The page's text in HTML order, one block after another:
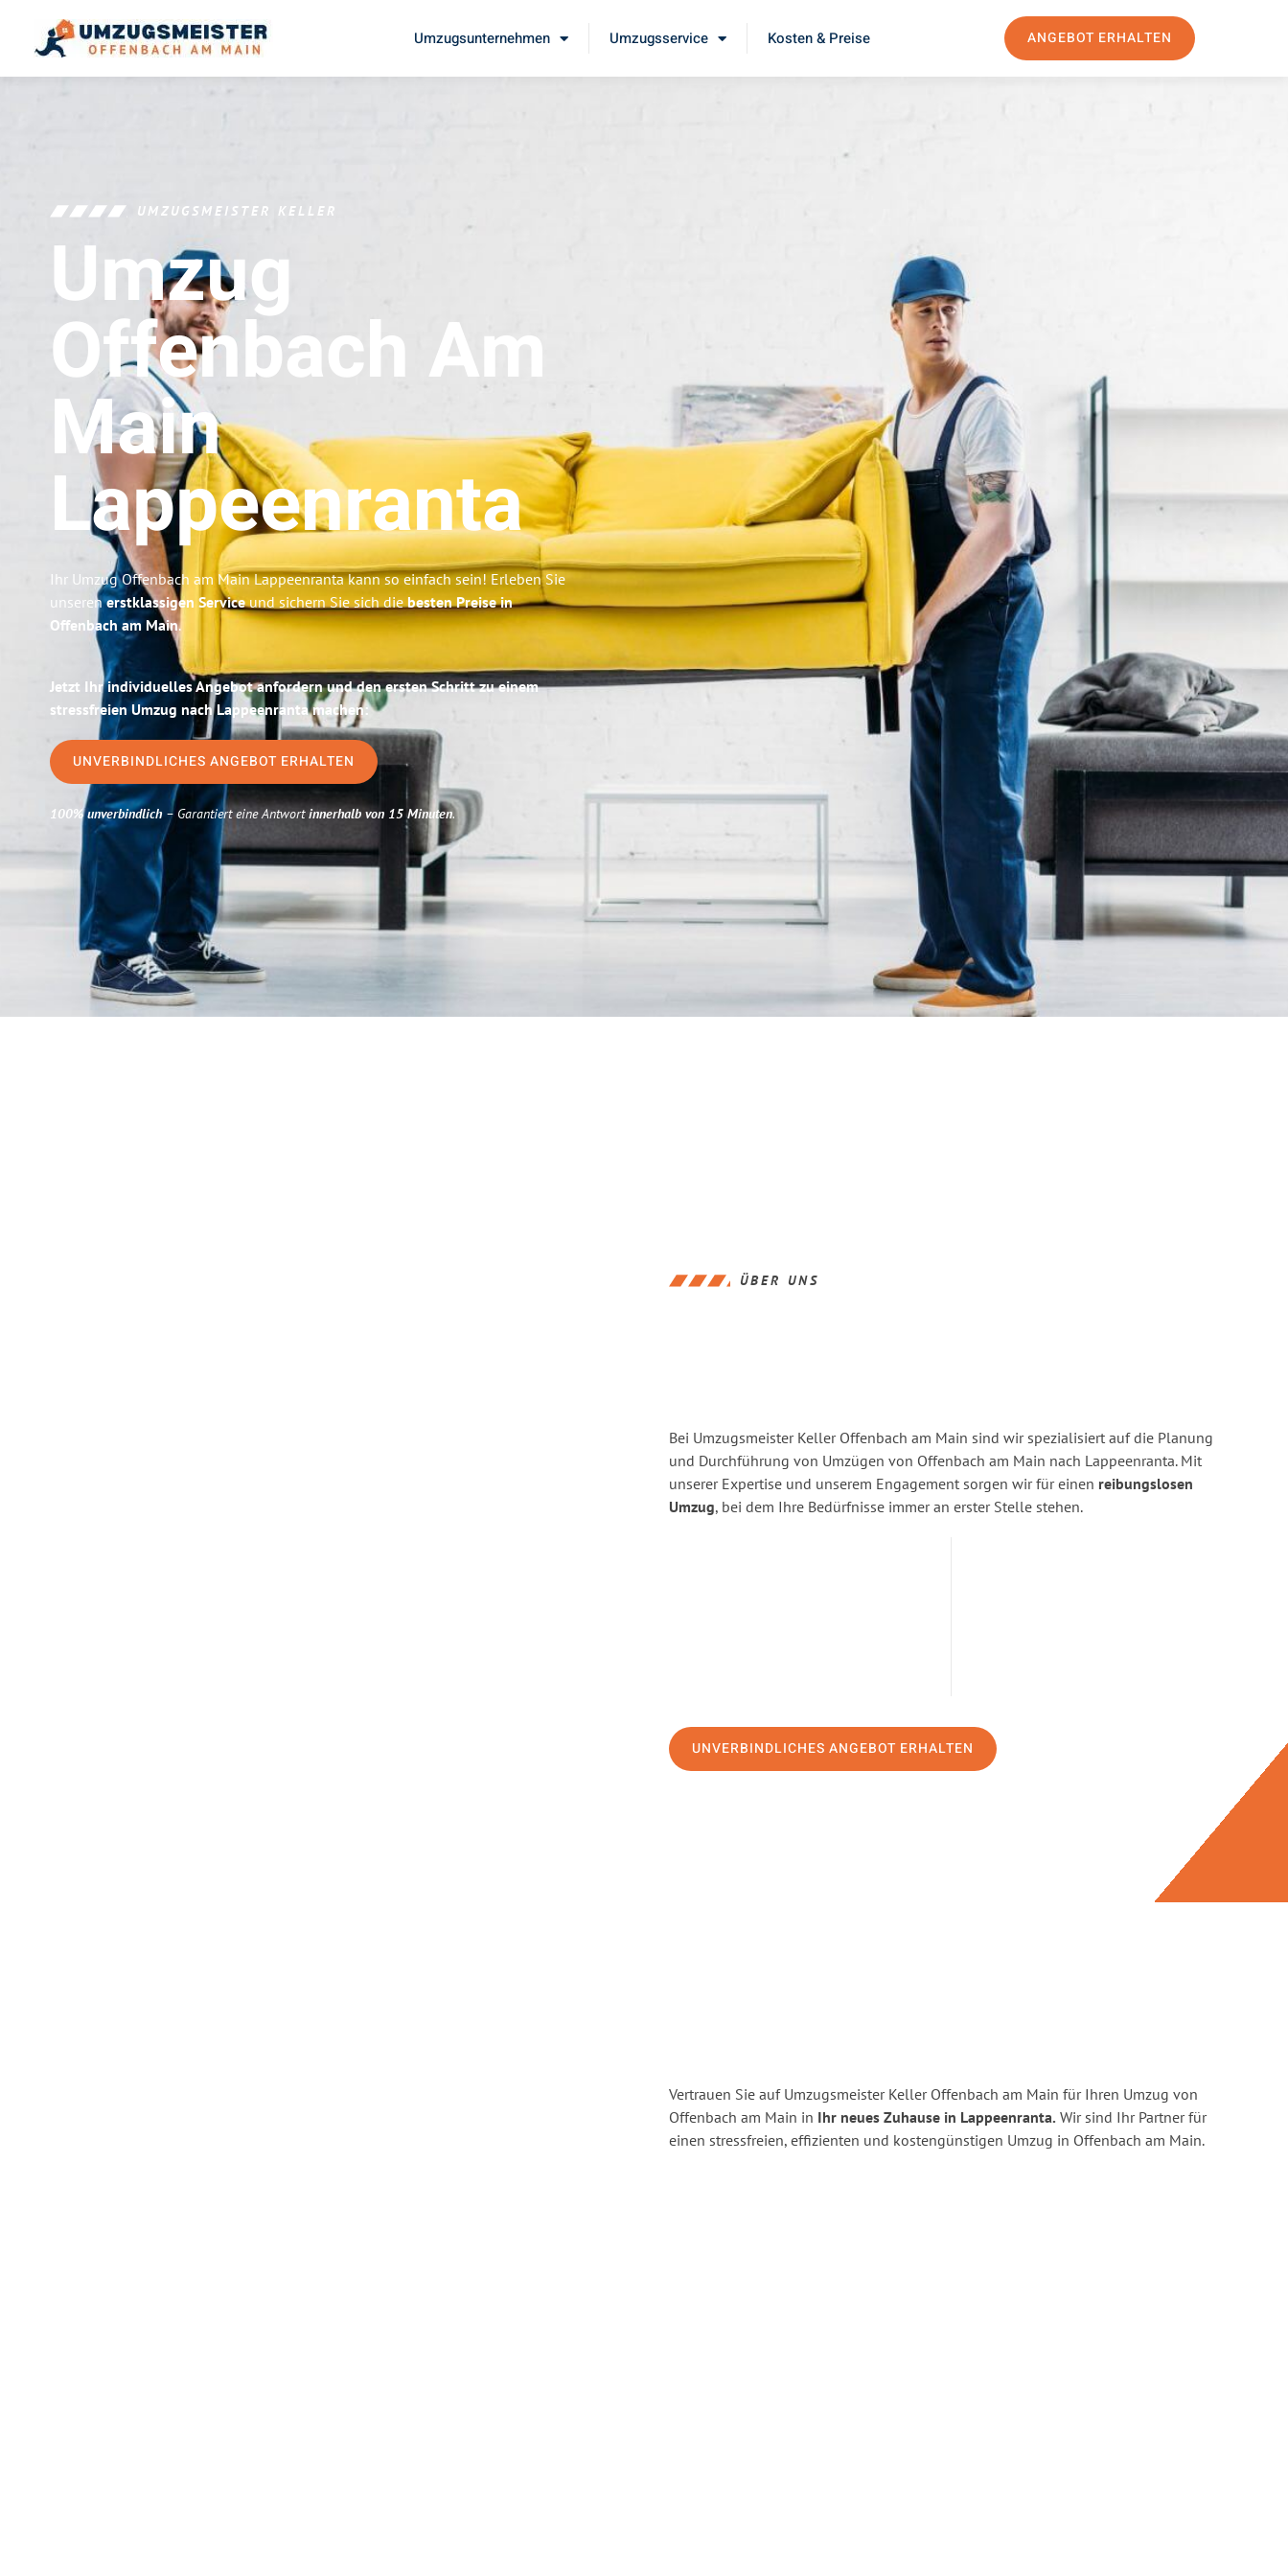
Umzugsunternehmen Umzugsservice Kosten & Preise ANGEBOT ERHALTEN
UMZUGSMEISTER KELLER
Umzug
Offenbach Am
Main
Lappeenranta
Ihr Umzug Offenbach am Main Lappeenranta kann so einfach sein! Erleben Sie
unserenerstklassigen Serviceund sichern Sie sich diebesten Preise in
Offenbach am Main.
Jetzt Ihr individuelles Angebot anfordern und den ersten Schritt zu einem
stressfreien Umzug nach Lappeenranta machen:
UNVERBINDLICHES ANGEBOT ERHALTEN
100% unverbindlich– Garantiert eine Antwortinnerhalb von 15 Minuten.
ÜBER UNS
Bei Umzugsmeister Keller Offenbach am Main sind wir spezialisiert auf die Planung
und Durchführung von Umzügen von Offenbach am Main nach Lappeenranta. Mit
unserer Expertise und unserem Engagement sorgen wir für einen reibungslosen
Umzug, bei dem Ihre Bedürfnisse immer an erster Stelle stehen.
UNVERBINDLICHES ANGEBOT ERHALTEN
Vertrauen Sie auf Umzugsmeister Keller Offenbach am Main für Ihren Umzug von
Offenbach am Main in Ihr neues Zuhause in Lappeenranta. Wir sind Ihr Partner für
einen stressfreien, effizienten und kostengünstigen Umzug in Offenbach am Main.